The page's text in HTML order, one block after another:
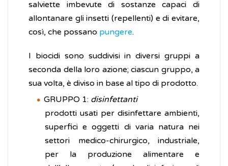
salviette imbevute di sostanze capaci di
allontanare gli insetti (repellenti) e di evitare,
così, che possano pungere.
I biocidi sono suddivisi in diversi gruppi a
seconda della loro azione; ciascun gruppo, a
sua volta, è diviso in base al tipo di prodotto.
GRUPPO 1: disinfettanti
prodotti usati per disinfettare ambienti,
superfici e oggetti di varia natura nei
settori medico-chirurgico, industriale,
per la produzione alimentare e